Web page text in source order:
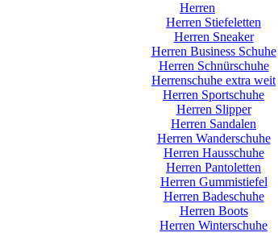
Herren
Herren Stiefeletten
Herren Sneaker
Herren Business Schuhe
Herren Schnürschuhe
Herrenschuhe extra weit
Herren Sportschuhe
Herren Slipper
Herren Sandalen
Herren Wanderschuhe
Herren Hausschuhe
Herren Pantoletten
Herren Gummistiefel
Herren Badeschuhe
Herren Boots
Herren Winterschuhe